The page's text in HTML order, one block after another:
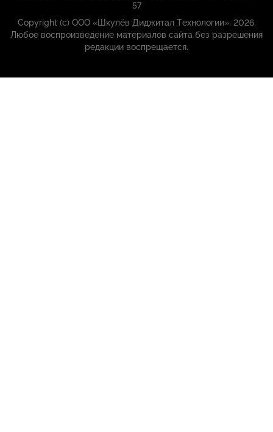
57
Copyright (с) ООО «Шкулёв Диджитал Технологии», 2026.
Любое воспроизведение материалов сайта без разрешения
редакции воспрещается.